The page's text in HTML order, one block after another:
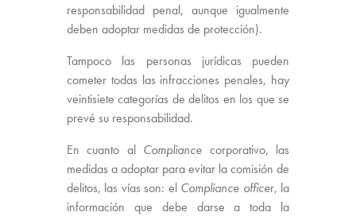
responsabilidad penal, aunque igualmente
deben adoptar medidas de protección).
Tampoco las personas jurídicas pueden
cometer todas las infracciones penales, hay
veintisiete categorías de delitos en los que se
prevé su responsabilidad.
En cuanto al Compliance corporativo, las
medidas a adoptar para evitar la comisión de
delitos, las vías son: el Compliance officer, la
información que debe darse a toda la